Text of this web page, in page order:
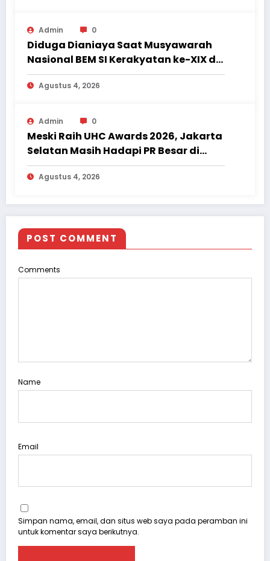
Admin 0
Diduga Dianiaya Saat Musyawarah
Nasional BEM SI Kerakyatan ke-XIX di
Jambi, Delegasi Mahasiswa Alami
LukaAgustus 4, 2026
Admin 0
Meski Raih UHC Awards 2026, Jakarta
Selatan Masih Hadapi PR Besar di
Sektor Kesehatan
Agustus 4, 2026
POST COMMENT
Comments
Name
Email
Simpan nama, email, dan situs web saya pada peramban ini
untuk komentar saya berikutnya.